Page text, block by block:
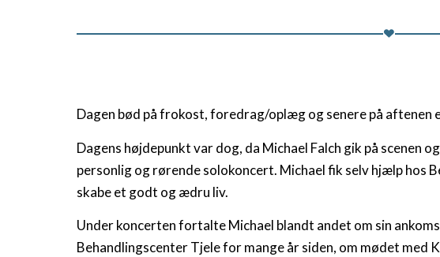
Dagen bød på frokost, foredrag/oplæg og senere på aftenen
Dagens højdepunkt var dog, da Michael Falch gik på scenen
personlig og rørende solokoncert. Michael fik selv hjælp hos
skabe et godt og ædru liv.
Under koncerten fortalte Michael blandt andet om sin
Behandlingscenter Tjele for mange år siden, om mødet med